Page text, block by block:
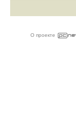
О проекте